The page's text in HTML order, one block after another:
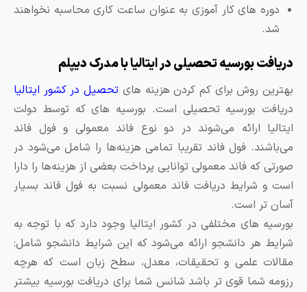
دوره های کار آموزی به عنوان ساعت کاری محاسبه نخواهند
بورسیه تحصیلی در ایتالیا با مدرک دیپلم
روش برای کم کردن هزینه هایتحصیل در کشور ایتالیا
بورسیه تحصیلی است. بورسیه های که توسط دولت
ارائه می‌شوند در دو نوع فاند معمولی و فول فاند
فول فاند تقریبا تمامی هزینه‌ها را شامل می‌شود در
که فاند معمولی توانایی پرداخت بعضی از هزینه‌ها را دارا
و شرایط دریافت فاند معمولی نسبت به فول فاند بسیار
تر است.
های مختلفی در کشور ایتالیا وجود دارد که با توجه به
هر دانشجو ارائه می‌شود که این شرایط دانشجو شامل:
علمی و تحقیقات، معدل، سطح زبان است که هرچه
شما قوی تر باشد شانس شما برای دریافت بورسیه بیشتر